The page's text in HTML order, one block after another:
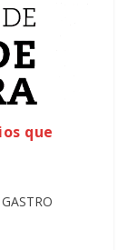
que